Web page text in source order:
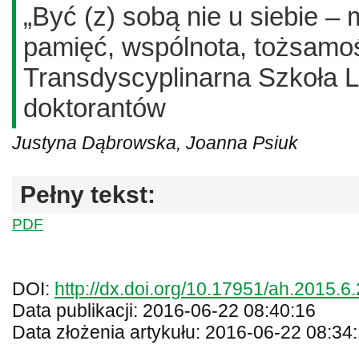
„Być (z) sobą nie u siebie –
pamięć, wspólnota,
Transdyscyplinarna Szkoła
doktorantów
Justyna Dąbrowska, Joanna Psiuk
Pełny tekst:
PDF
DOI: http://dx.doi.org/10.17951/
Data publikacji: 2016-06-22 08:40:16
Data złożenia artykułu: 2016-06-22